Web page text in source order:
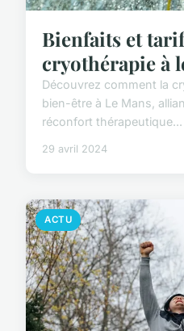
Bienfaits et
cryothérapie à
Découvrez comment la
bien-être à Le Mans,
réconfort thérapeutique...
29 avril 2024
ACTU